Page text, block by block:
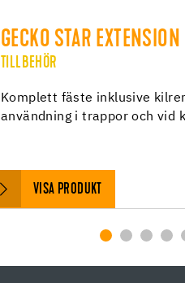
GECKO STAR EXTENSION
TILLBEHÖR
Komplett fäste inklusive
användning i trappor och vid
VISA PRODUKT